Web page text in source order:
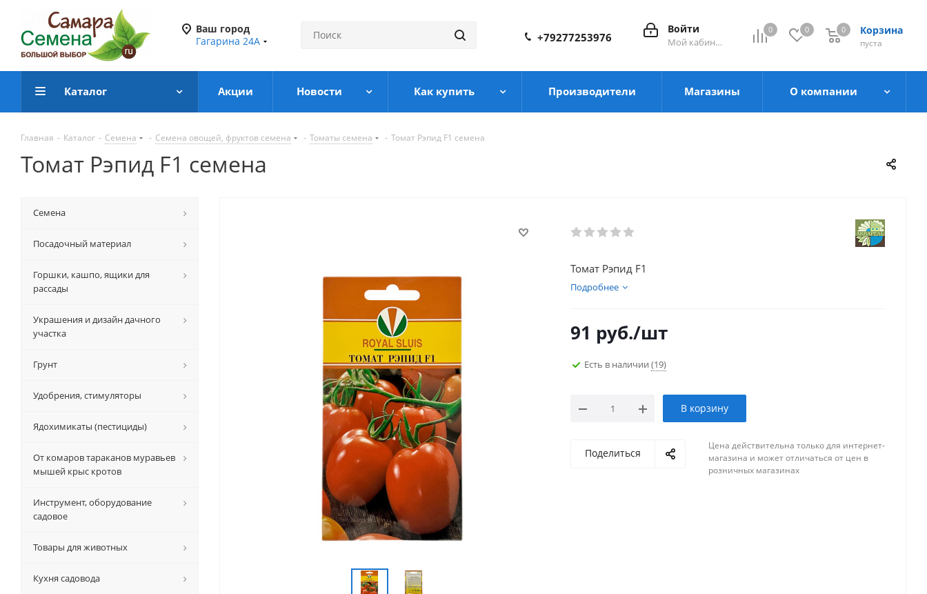
Ваш город
Гагарина 24А
0 0 Корзина
0
пуста
0
Войти
Мой кабинет
+79277253976
Каталог Акции Новости Как купить Производители Магазины О компании
Главная - Каталог - Семена - Семена овощей, фруктов семена - Томаты семена - Томат Рэпид F1 семена
Томат Рэпид F1 семена
Томат Рэпид F1
Подробнее
91 руб./шт
Есть в наличии (19)
В корзину
Поделиться
Цена действительна только для интернет-
магазина и может отличаться от цен в
розничных магазинах
Семена
Посадочный материал
Горшки, кашпо, ящики для
рассады
Украшения и дизайн дачного
участка
Грунт
Удобрения, стимуляторы
Ядохимикаты (пестициды)
От комаров тараканов муравьев
мышей крыс кротов
Инструмент, оборудование
садовое
Товары для животных
Кухня садовода